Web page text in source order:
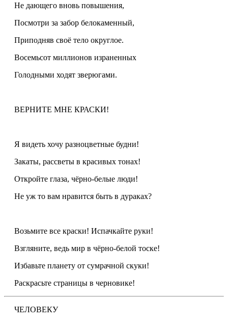
Не дающего вновь повышения,
Посмотри за забор белокаменный,
Приподняв своё тело округлое.
Восемьсот миллионов израненных
Голодными ходят зверюгами.
ВЕРНИТЕ МНЕ КРАСКИ!
Я видеть хочу разноцветные будни!
Закаты, рассветы в красивых тонах!
Откройте глаза, чёрно-белые люди!
Не уж то вам нравится быть в дураках?
Возьмите все краски! Испачкайте руки!
Взгляните, ведь мир в чёрно-белой тоске!
Избавьте планету от сумрачной скуки!
Раскрасьте страницы в черновике!
ЧЕЛОВЕКУ